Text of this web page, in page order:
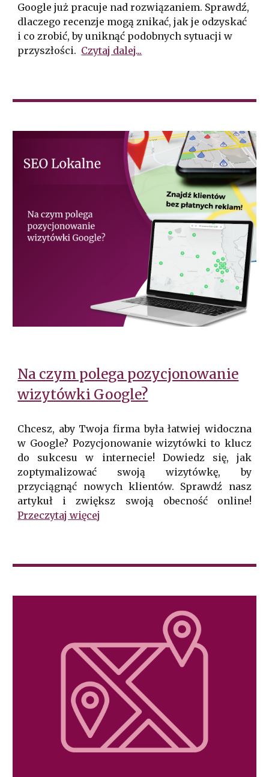
Google już pracuje nad rozwiązaniem. Sprawdź,
dlaczego recenzje mogą znikać, jak je odzyskać
i co zrobić, by uniknąć podobnych sytuacji w
przyszłości. Czytaj dalej...
Na czym polega pozycjonowanie
wizytówki Google?
Chcesz, aby Twoja firma była łatwiej widoczna
w Google? Pozycjonowanie wizytówki to klucz
do sukcesu w internecie! Dowiedz się, jak
zoptymalizować swoją wizytówkę, by
przyciągnąć nowych klientów. Sprawdź nasz
artykuł i zwiększ swoją obecność online!
Przeczytaj więcej